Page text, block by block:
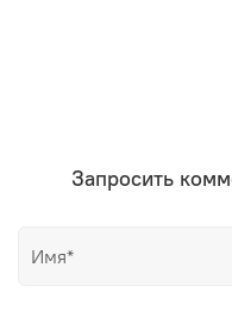
Запросить